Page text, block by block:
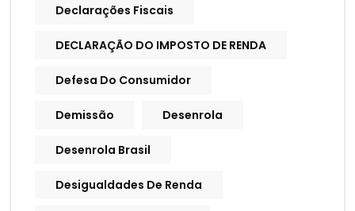
Declarações Fiscais
DECLARAÇÃO DO IMPOSTO DE RENDA
Defesa Do Consumidor
Demissão Desenrola
Desenrola Brasil
Desigualdades De Renda